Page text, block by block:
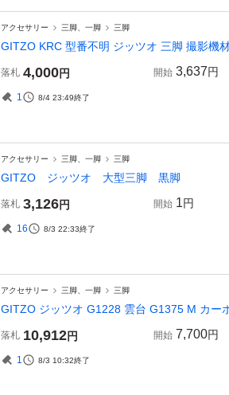
アクセサリー 三脚、一脚 三脚
GITZO KRC 型番不明 ジッツオ 三脚 撮影機
落札 4,000円 開始 3,637円
1 8/4 23:49終了
アクセサリー 三脚、一脚 三脚
GITZO ジッツオ 大型三脚 黒脚
落札 3,126円 開始 1円
16 8/3 22:33終了
アクセサリー 三脚、一脚 三脚
GITZO ジッツオ G1228 雲台 G1375 M カー
落札 10,912円 開始 7,700円
1 8/3 10:32終了